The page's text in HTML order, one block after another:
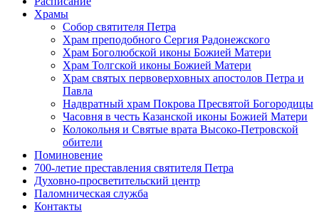
Храмы
Собор святителя Петра
Храм преподобного Сергия Радонежского
Храм Боголюбской иконы Божией Матери
Храм Толгской иконы Божией Матери
Храм святых первоверховных апостолов Петра и
Павла
Надвратный храм Покрова Пресвятой Богородицы
Часовня в честь Казанской иконы Божией Матери
Колокольня и Святые врата Высоко-Петровской
обители
Поминовение
700-летие преставления святителя Петра
Духовно-просветительский центр
Паломническая служба
Контакты